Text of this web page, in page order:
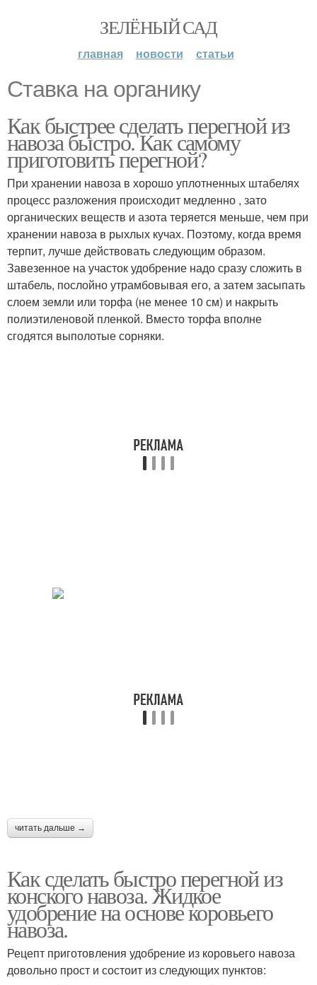
ЗЕЛЁНЫЙ САД
главная новости статьи
Ставка на органику
Как быстрее сделать перегной из
навоза быстро. Как самому
приготовить перегной?
При хранении навоза в хорошо уплотненных штабелях
процесс разложения происходит медленно , зато
органических веществ и азота теряется меньше, чем при
хранении навоза в рыхлых кучах. Поэтому, когда время
терпит, лучше действовать следующим образом.
Завезенное на участок удобрение надо сразу сложить в
штабель, послойно утрамбовывая его, а затем засыпать
слоем земли или торфа (не менее 10 см) и накрыть
полиэтиленовой пленкой. Вместо торфа вполне
сгодятся выполотые сорняки.
читать дальше →
Как сделать быстро перегной из
конского навоза. Жидкое
удобрение на основе коровьего
навоза.
Рецепт приготовления удобрение из коровьего навоза
довольно прост и состоит из следующих пунктов: